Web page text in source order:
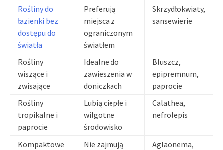
Rośliny do
łazienki bez
dostępu do
światła
Preferują
miejsca z
ograniczonym
światłem
Skrzydłokwiaty,
sansewierie
Rośliny
wiszące i
zwisające
Idealne do
zawieszenia w
doniczkach
Bluszcz,
epipremnum,
paprocie
Rośliny
tropikalne i
paprocie
Lubią ciepłe i
wilgotne
środowisko
Calathea,
nefrolepis
Kompaktowe
Nie zajmują
Aglaonema,